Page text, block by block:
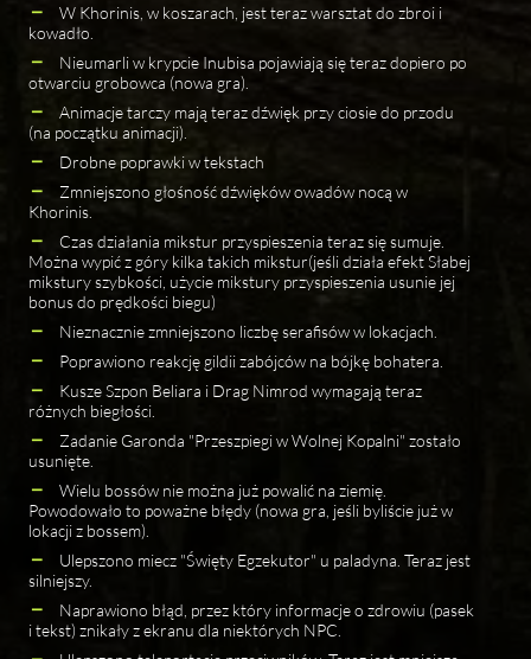
W Khorinis, w koszarach, jest teraz warsztat do zbroi i
kowadło.
Nieumarli w krypcie Inubisa pojawiają się teraz dopiero po
otwarciu grobowca (nowa gra).
Animacje tarczy mają teraz dźwięk przy ciosie do przodu
(na początku animacji).
Drobne poprawki w tekstach
Zmniejszono głośność dźwięków owadów nocą w
Khorinis.
Czas działania mikstur przyspieszenia teraz się sumuje.
Można wypić z góry kilka takich mikstur(jeśli działa efekt Słabej
mikstury szybkości, użycie mikstury przyspieszenia usunie jej
bonus do prędkości biegu)
Nieznacznie zmniejszono liczbę serafisów w lokacjach.
Poprawiono reakcję gildii zabójców na bójkę bohatera.
Kusze Szpon Beliara i Drag Nimrod wymagają teraz
różnych biegłości.
Zadanie Garonda "Przeszpiegi w Wolnej Kopalni" zostało
usunięte.
Wielu bossów nie można już powalić na ziemię.
Powodowało to poważne błędy (nowa gra, jeśli byliście już w
lokacji z bossem).
Ulepszono miecz "Święty Egzekutor" u paladyna. Teraz jest
silniejszy.
Naprawiono błąd, przez który informacje o zdrowiu (pasek
i tekst) znikały z ekranu dla niektórych NPC.